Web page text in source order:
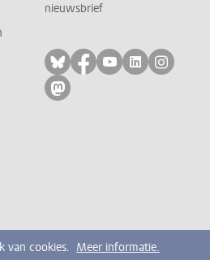
nieuwsbrief
Volg ons op bluesky
Volg ons op
Volg ons op
Volg ons
Volg
Volg ons op mastodon
van cookies. Meer informatie.